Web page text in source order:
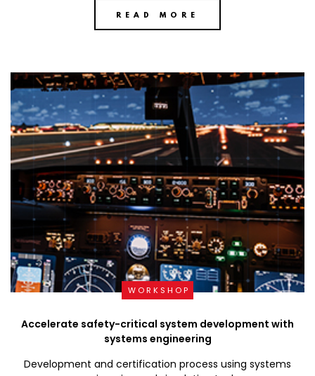
READ MORE
WORKSHOP
Accelerate safety-critical system development with
systems engineering
Development and certification process using systems